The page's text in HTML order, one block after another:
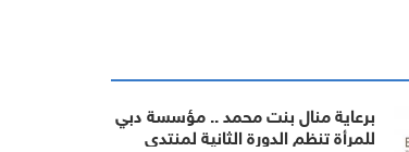
برعاية منال بنت محمد .. مؤسسة دبي
للمرأة تنظم الدورة الثانية لمنتدى